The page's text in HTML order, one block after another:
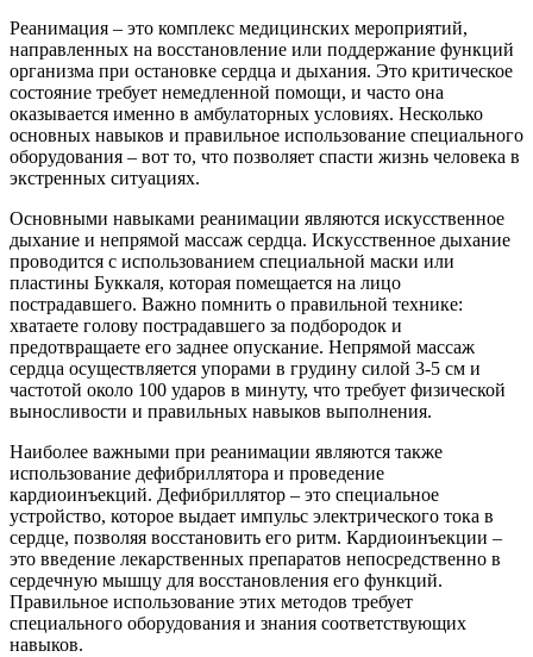
Реанимация – это комплекс медицинских мероприятий,
направленных на восстановление или поддержание функций
организма при остановке сердца и дыхания. Это критическое
состояние требует немедленной помощи, и часто она
оказывается именно в амбулаторных условиях. Несколько
основных навыков и правильное использование специального
оборудования – вот то, что позволяет спасти жизнь человека в
экстренных ситуациях.
Основными навыками реанимации являются искусственное
дыхание и непрямой массаж сердца. Искусственное дыхание
проводится с использованием специальной маски или
пластины Буккаля, которая помещается на лицо
пострадавшего. Важно помнить о правильной технике:
хватаете голову пострадавшего за подбородок и
предотвращаете его заднее опускание. Непрямой массаж
сердца осуществляется упорами в грудину силой 3-5 см и
частотой около 100 ударов в минуту, что требует физической
выносливости и правильных навыков выполнения.
Наиболее важными при реанимации являются также
использование дефибриллятора и проведение
кардиоинъекций. Дефибриллятор – это специальное
устройство, которое выдает импульс электрического тока в
сердце, позволяя восстановить его ритм. Кардиоинъекции –
это введение лекарственных препаратов непосредственно в
сердечную мышцу для восстановления его функций.
Правильное использование этих методов требует
специального оборудования и знания соответствующих
навыков.